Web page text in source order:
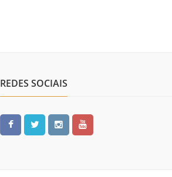
REDES SOCIAIS